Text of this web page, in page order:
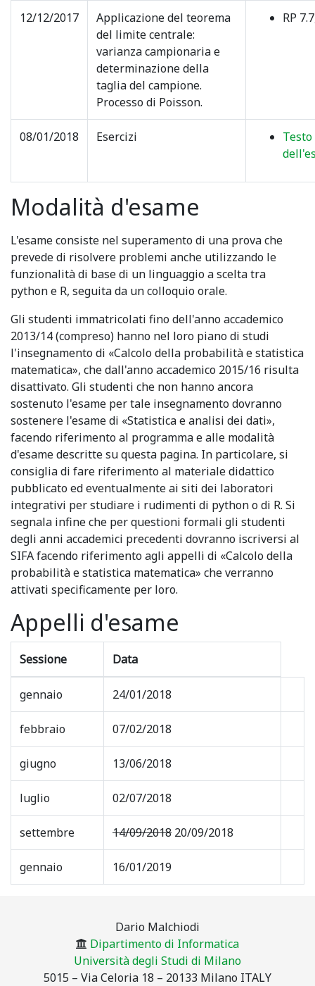
12/12/2017
Applicazione del teorema
del limite centrale:
varianza campionaria e
determinazione della
taglia del campione.
Processo di Poisson.
RP
08/01/2018 Esercizi
Testo
Modalità d'esame
L'esame consiste nel superamento di una prova che
prevede di risolvere problemi anche utilizzando le
funzionalità di base di un linguaggio a scelta tra
python e R, seguita da un colloquio orale.
Gli studenti immatricolati fino dell'anno accademico
2013/14 (compreso) hanno nel loro piano di studi
l'insegnamento di «Calcolo della probabilità e statistica
matematica», che dall'anno accademico 2015/16 risulta
disattivato. Gli studenti che non hanno ancora
sostenuto l'esame per tale insegnamento dovranno
sostenere l'esame di «Statistica e analisi dei dati»,
facendo riferimento al programma e alle modalità
d'esame descritte su questa pagina. In particolare, si
consiglia di fare riferimento al materiale didattico
pubblicato ed eventualmente ai siti dei laboratori
integrativi per studiare i rudimenti di python o di R. Si
segnala infine che per questioni formali gli studenti
degli anni accademici precedenti dovranno iscriversi al
SIFA facendo riferimento agli appelli di «Calcolo della
probabilità e statistica matematica» che verranno
attivati specificamente per loro.
Appelli d'esame
Sessione Data
gennaio 24/01/2018
febbraio 07/02/2018
giugno 13/06/2018
luglio 02/07/2018
settembre 14/09/2018 20/09/2018
gennaio 16/01/2019
Dario Malchiodi
Dipartimento di Informatica
Università degli Studi di Milano
5015 – Via Celoria 18 – 20133 Milano ITALY